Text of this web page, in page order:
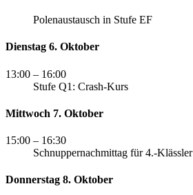
Polenaustausch in Stufe EF
Dienstag 6. Oktober
13:00 – 16:00
Stufe Q1: Crash-Kurs
Mittwoch 7. Oktober
15:00 – 16:30
Schnuppernachmittag für 4.-Klässler
Donnerstag 8. Oktober